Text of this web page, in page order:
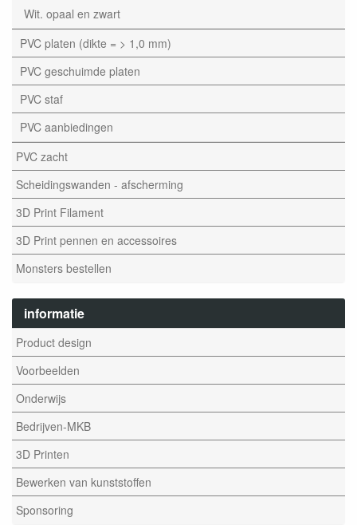
Wit. opaal en zwart
PVC platen (dikte = > 1,0 mm)
PVC geschuimde platen
PVC staf
PVC aanbiedingen
PVC zacht
Scheidingswanden - afscherming
3D Print Filament
3D Print pennen en accessoires
Monsters bestellen
informatie
Product design
Voorbeelden
Onderwijs
Bedrijven-MKB
3D Printen
Bewerken van kunststoffen
Sponsoring